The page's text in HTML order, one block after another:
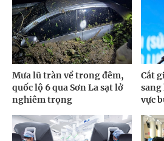
Mưa lũ tràn về trong đêm,
quốc lộ 6 qua Sơn La sạt lở
nghiêm trọng
Cắt
vực